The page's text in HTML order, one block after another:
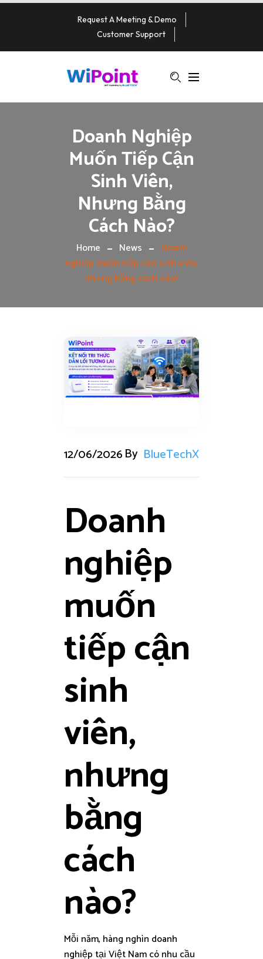
Request A Meeting & Demo
Customer Support
Doanh Nghiệp
Muốn Tiếp Cận
Sinh Viên,
Nhưng Bằng
Cách Nào?
Home News
Doanh
nghiệp muốn tiếp cận sinh viên,
nhưng bằng cách nào?
12/06/2026By BlueTechX
Doanh
nghiệp
muốn
tiếp cận
sinh
viên,
nhưng
bằng
cách
nào?
Mỗi năm, hàng nghìn doanh
nghiệp tại Việt Nam có nhu cầu